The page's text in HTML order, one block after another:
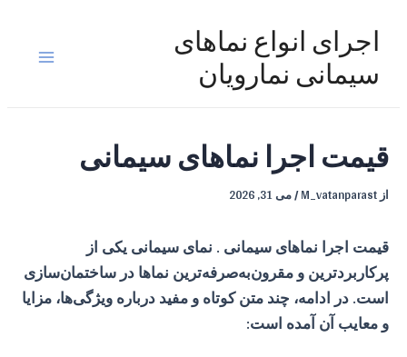
اجرای انواع نماهای
سیمانی نمارویان
Main
قیمت اجرا نماهای سیمانی
از M_vatanparast
/می 31, 2026
قیمت اجرا نماهای سیمانی . نمای سیمانی یکی از
پرکاربردترین و مقرون‌به‌صرفه‌ترین نماها در ساختمان‌سازی
است. در ادامه، چند متن کوتاه و مفید درباره ویژگی‌ها، مزایا
و معایب آن آمده است: